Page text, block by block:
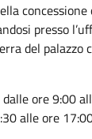
concessione
presso
del palazzo
ore 9:00
alle ore